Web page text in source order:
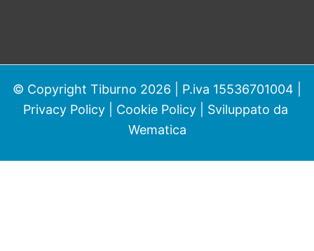
© Copyright Tiburno 2026 | P.iva 15536701004 |
Privacy Policy| Cookie Policy| Sviluppato da
Wematica